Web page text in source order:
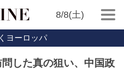
8/8(土)
ヨーロッパ
問した真の狙い、中国政